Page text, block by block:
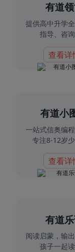
有道
提供高中升学全
指导、咨
查看详
有道小
一站式信奥编
专注8-12岁
查看详
有道
阅读启蒙，输
孩子一起